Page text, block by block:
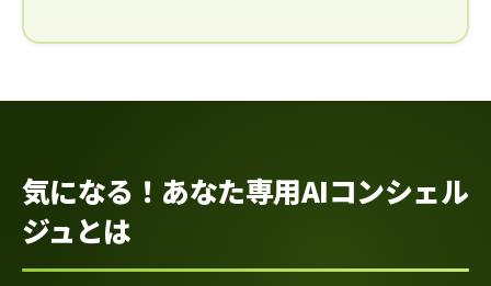
気になる！あなた専用AIコンシェル
ジュとは